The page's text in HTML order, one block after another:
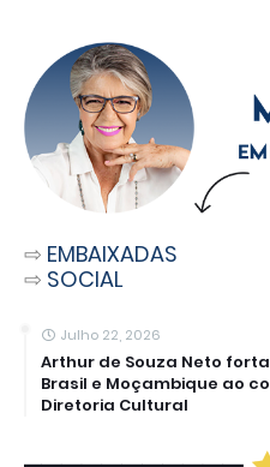
⇨ EMBAIXADAS
⇨ SOCIAL
Julho 22, 2026
Arthur de Souza Neto
Brasil e Moçambique ao
Diretoria Cultural